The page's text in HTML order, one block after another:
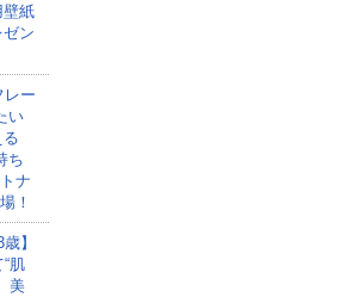
紙
ン
レー
い
る
ち
ナ
！
】
肌
美